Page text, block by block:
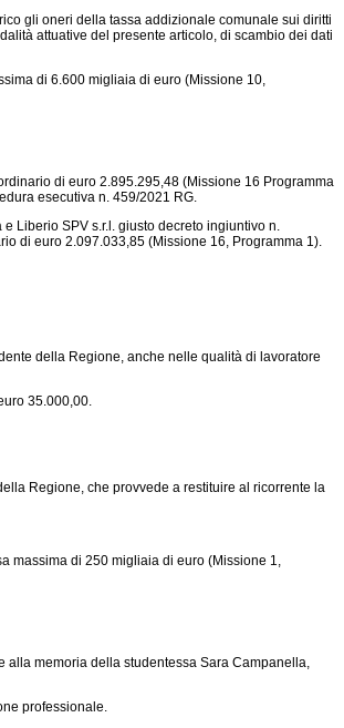
gli oneri della tassa addizionale comunale sui diritti
attuative del presente articolo, di scambio dei dati
di 6.600 migliaia di euro (Missione 10,
di euro 2.895.295,48 (Missione 16 Programma
esecutiva n. 459/2021 RG.
Liberio SPV s.r. l. giusto decreto ingiuntivo n.
di euro 2.097.033,85 (Missione 16, Programma 1).
della Regione, anche nelle qualità di lavoratore
35.000,00.
Regione, che provvede a restituire al ricorrente la
massima di 250 migliaia di euro (Missione 1,
alla memoria della studentessa Sara Campanella,
professionale.